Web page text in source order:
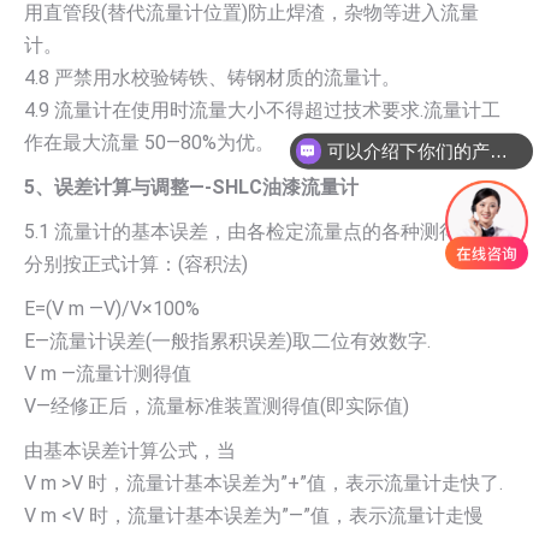
用直管段(替代流量计位置)防止焊渣，杂物等进入流量
计。
4.8 严禁用水校验铸铁、铸钢材质的流量计。
4.9 流量计在使用时流量大小不得超过技术要求.流量计工
作在最大流量 50—80%为优。
5、误差计算与调整—-SHLC油漆流量计
5.1 流量计的基本误差，由各检定流量点的各种测得值，
分别按正式计算：(容积法)
E=(V m —V)/V×100%
E—流量计误差(一般指累积误差)取二位有效数字.
V m —流量计测得值
V—经修正后，流量标准装置测得值(即实际值)
由基本误差计算公式，当
V m >V 时，流量计基本误差为”+”值，表示流量计走快了.
V m <V 时，流量计基本误差为”—”值，表示流量计走慢
可以介绍下你们的产品么